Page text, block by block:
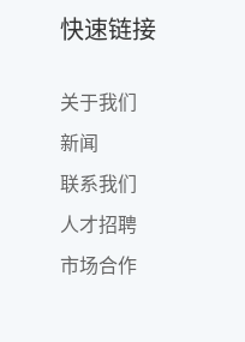
快速链接
关于我们
新闻
联系我们
人才招聘
市场合作